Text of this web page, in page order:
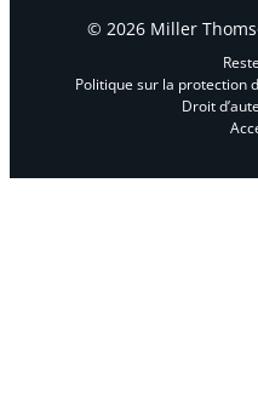
© 2026 Miller
Politique sur la protection
Droit